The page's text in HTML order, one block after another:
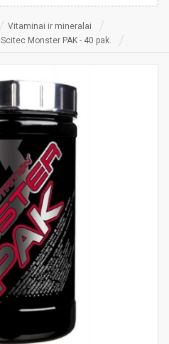
Vitaminai ir mineralai
Scitec Monster PAK - 40 pak.